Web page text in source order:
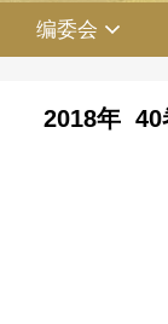
编委会
2018年 40